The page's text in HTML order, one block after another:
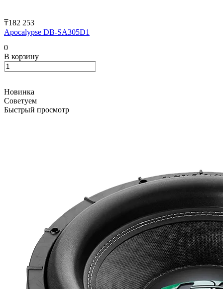
₸182 253
Apocalypse DB-SA305D1
0
В корзину
Новинка
Советуем
Быстрый просмотр